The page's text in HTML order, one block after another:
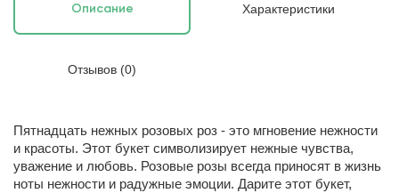
Описание Характеристики
Отзывов (0)
Пятнадцать нежных розовых роз - это мгновение нежности
и красоты. Этот букет символизирует нежные чувства,
уважение и любовь. Розовые розы всегда приносят в жизнь
ноты нежности и радужные эмоции. Дарите этот букет,